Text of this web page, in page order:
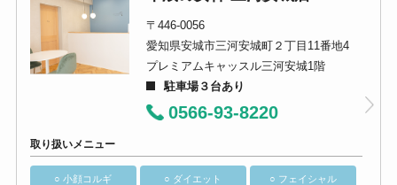
〒446-0056
愛知県安城市三河安城町２丁目11番地4
プレミアムキャッスル三河安城1階
駐車場３台あり
0566-93-8220
取り扱いメニュー
○ 小顔コルギ ○ ダイエット ○ フェイシャル